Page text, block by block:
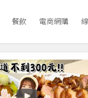
餐飲 電商網購